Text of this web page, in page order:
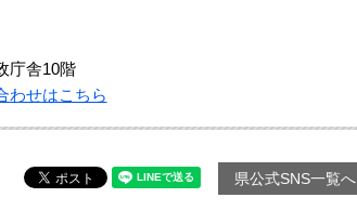
庁舎10階
わせはこちら
県公式SNS一覧へ